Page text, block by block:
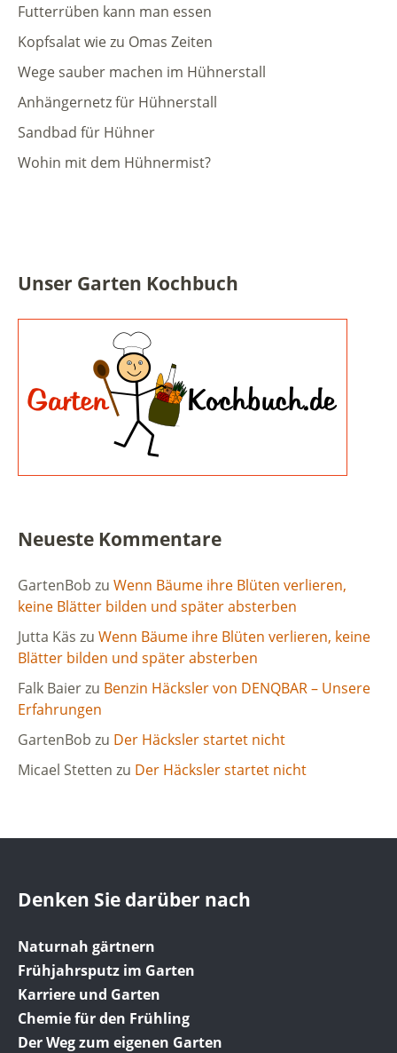
Futterrüben kann man essen
Kopfsalat wie zu Omas Zeiten
Wege sauber machen im Hühnerstall
Anhängernetz für Hühnerstall
Sandbad für Hühner
Wohin mit dem Hühnermist?
Unser Garten Kochbuch
Neueste Kommentare
GartenBob zu Wenn Bäume ihre Blüten verlieren,
keine Blätter bilden und später absterben
Jutta Käs zu Wenn Bäume ihre Blüten verlieren, keine
Blätter bilden und später absterben
Falk Baierzu Benzin Häcksler von DENQBAR – Unsere
Erfahrungen
GartenBob zu Der Häcksler startet nicht
Micael Stetten zu Der Häcksler startet nicht
Denken Sie darüber nach
Naturnah gärtnern
Frühjahrsputz im Garten
Karriere und Garten
Chemie für den Frühling
Der Weg zum eigenen Garten